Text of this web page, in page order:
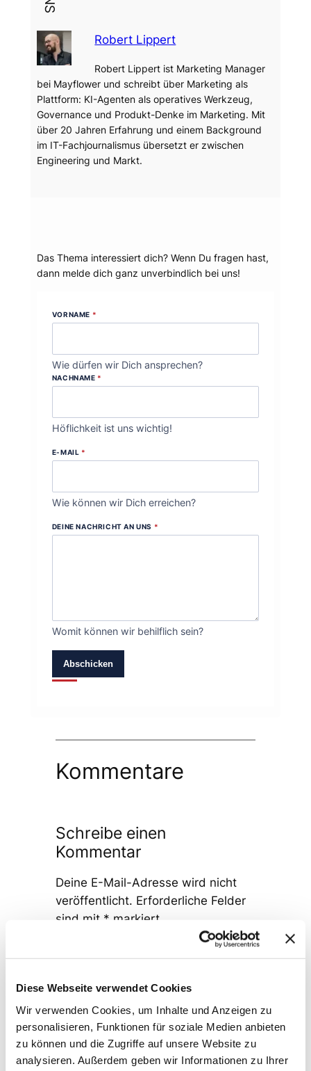
Diese Webseite verwendet Cookies
Wir verwenden Cookies, um Inhalte und Anzeigen zu
personalisieren, Funktionen für soziale Medien anbieten
zu können und die Zugriffe auf unsere Website zu
analysieren. Außerdem geben wir Informationen zu Ihrer
Robert Lippert
Robert Lippert ist Marketing Manager
bei Mayflower und schreibt über Marketing als
Plattform: KI-Agenten als operatives Werkzeug,
Governance und Produkt-Denke im Marketing. Mit
über 20 Jahren Erfahrung und einem Background
im IT-Fachjournalismus übersetzt er zwischen
Engineering und Markt.
Das Thema interessiert dich? Wenn Du fragen hast,
dann melde dich ganz unverbindlich bei uns!
VORNAME *
Wie dürfen wir Dich ansprechen?
NACHNAME *
Höflichkeit ist uns wichtig!
E-MAIL *
Wie können wir Dich erreichen?
DEINE NACHRICHT AN UNS *
Womit können wir behilflich sein?
Abschicken
Kommentare
Schreibe einen
Kommentar
Deine E-Mail-Adresse wird nicht
veröffentlicht. Erforderliche Felder
sind mit * markiert
Name*